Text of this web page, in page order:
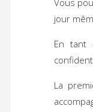
jour
En tant
La